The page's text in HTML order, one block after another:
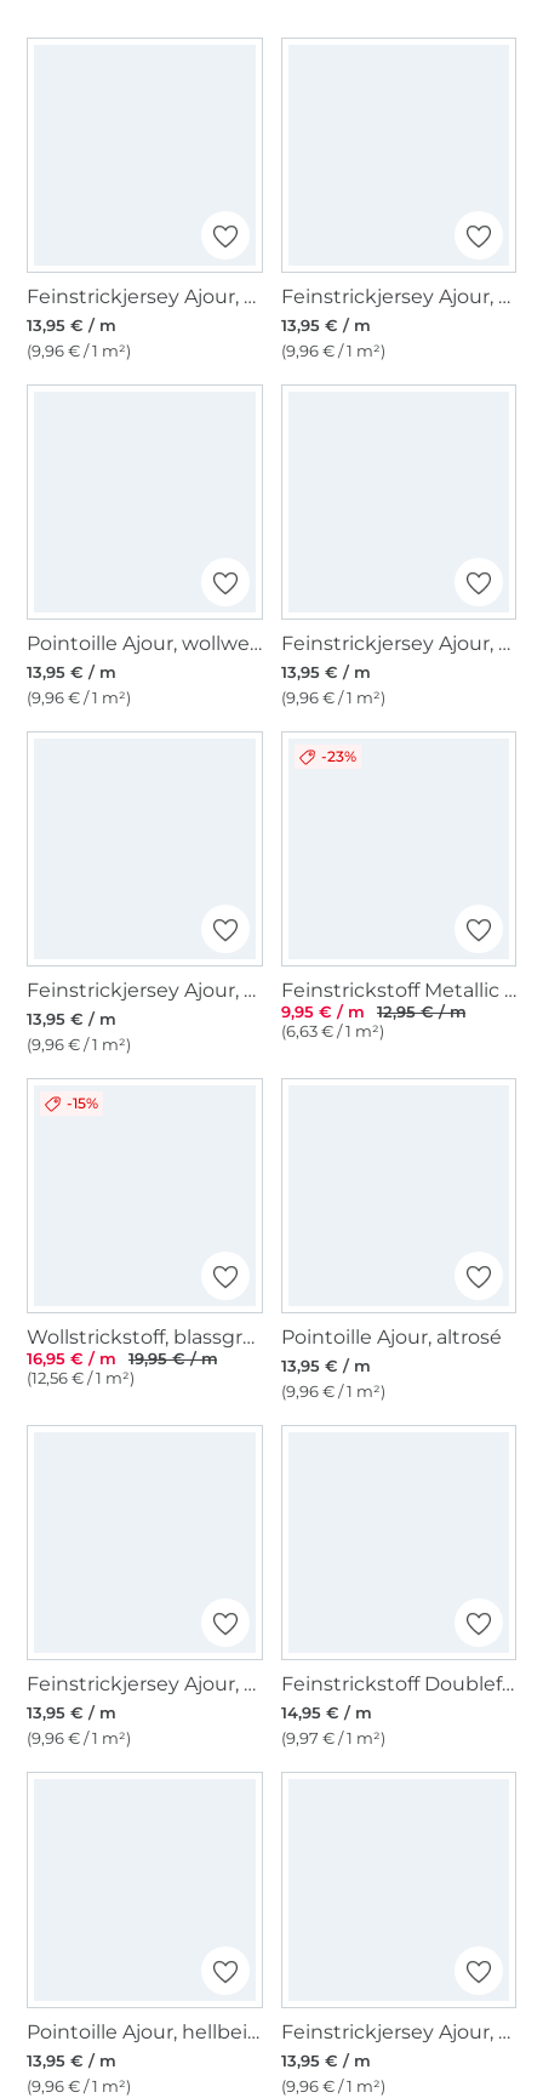
Feinstrickjersey Ajour, dunkelpflaume
13,95 € / m
(9,96 € / 1 m²)
Feinstrickjersey Ajour, hellbeige meliert
13,95 € / m
(9,96 € / 1 m²)
Pointoille Ajour, wollweiß
13,95 € / m
(9,96 € / 1 m²)
Feinstrickjersey Ajour, altgrün
13,95 € / m
(9,96 € / 1 m²)
Feinstrickjersey Ajour, weiß
13,95 € / m
(9,96 € / 1 m²)
-23%
Feinstrickstoff Metallic Leo, natur
9,95 € / m
12,95 € / m
(6,63 € / 1 m²)
-15%
Wollstrickstoff, blassgrün meliert
16,95 € / m
19,95 € / m
(12,56 € / 1 m²)
Pointoille Ajour, altrosé
13,95 € / m
(9,96 € / 1 m²)
Feinstrickjersey Ajour, wollweiß
13,95 € / m
(9,96 € / 1 m²)
Feinstrickstoff Doubleface Lia, wollweiß
14,95 € / m
(9,97 € / 1 m²)
Pointoille Ajour, hellbeige
13,95 € / m
(9,96 € / 1 m²)
Feinstrickjersey Ajour, marine
13,95 € / m
(9,96 € / 1 m²)